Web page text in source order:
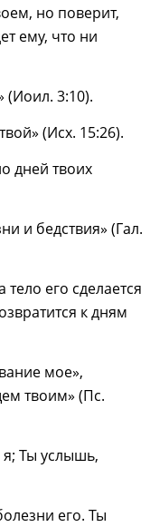
но поверит,
ему, что ни
(Иоил. 3:10).
(Исх. 15:26).
дней твоих
и бедствия» (Гал.
его сделается
к дням
мое»,
твоим» (Пс.
я; Ты услышь,
его. Ты